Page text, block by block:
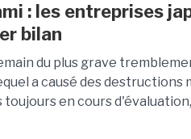
: les entreprises
bilan
du plus grave
a causé des destructions
en cours d'évaluation,